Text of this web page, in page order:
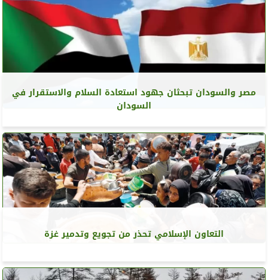
مصر والسودان تبحثان جهود استعادة السلام والاستقرار في
السودان
التعاون الإسلامي تحذر من تجويع وتدمير غزة